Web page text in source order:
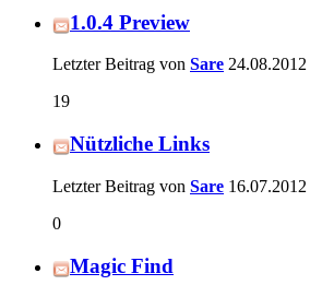
1.0.4 Preview
Letzter Beitrag von Sare 24.08.2012
19
Nützliche Links
Letzter Beitrag von Sare 16.07.2012
0
Magic Find